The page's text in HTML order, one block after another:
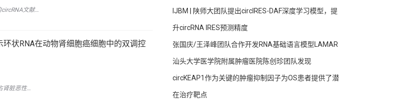
circRNA文献…
状RNA在动物肾细胞癌细胞中的双调控
肾脏恶性…
IJBM | 陕师大团队提出circIRES-DAF深度学习模型，提
升circRNA IRES预测精度
张国庆/王泽峰团队合作开发RNA基础语言模型LAMAR
汕头大学医学院附属肿瘤医院陈创珍团队发现
circKEAP1作为关键的肿瘤抑制因子为OS患者提供了潜
在治疗靶点